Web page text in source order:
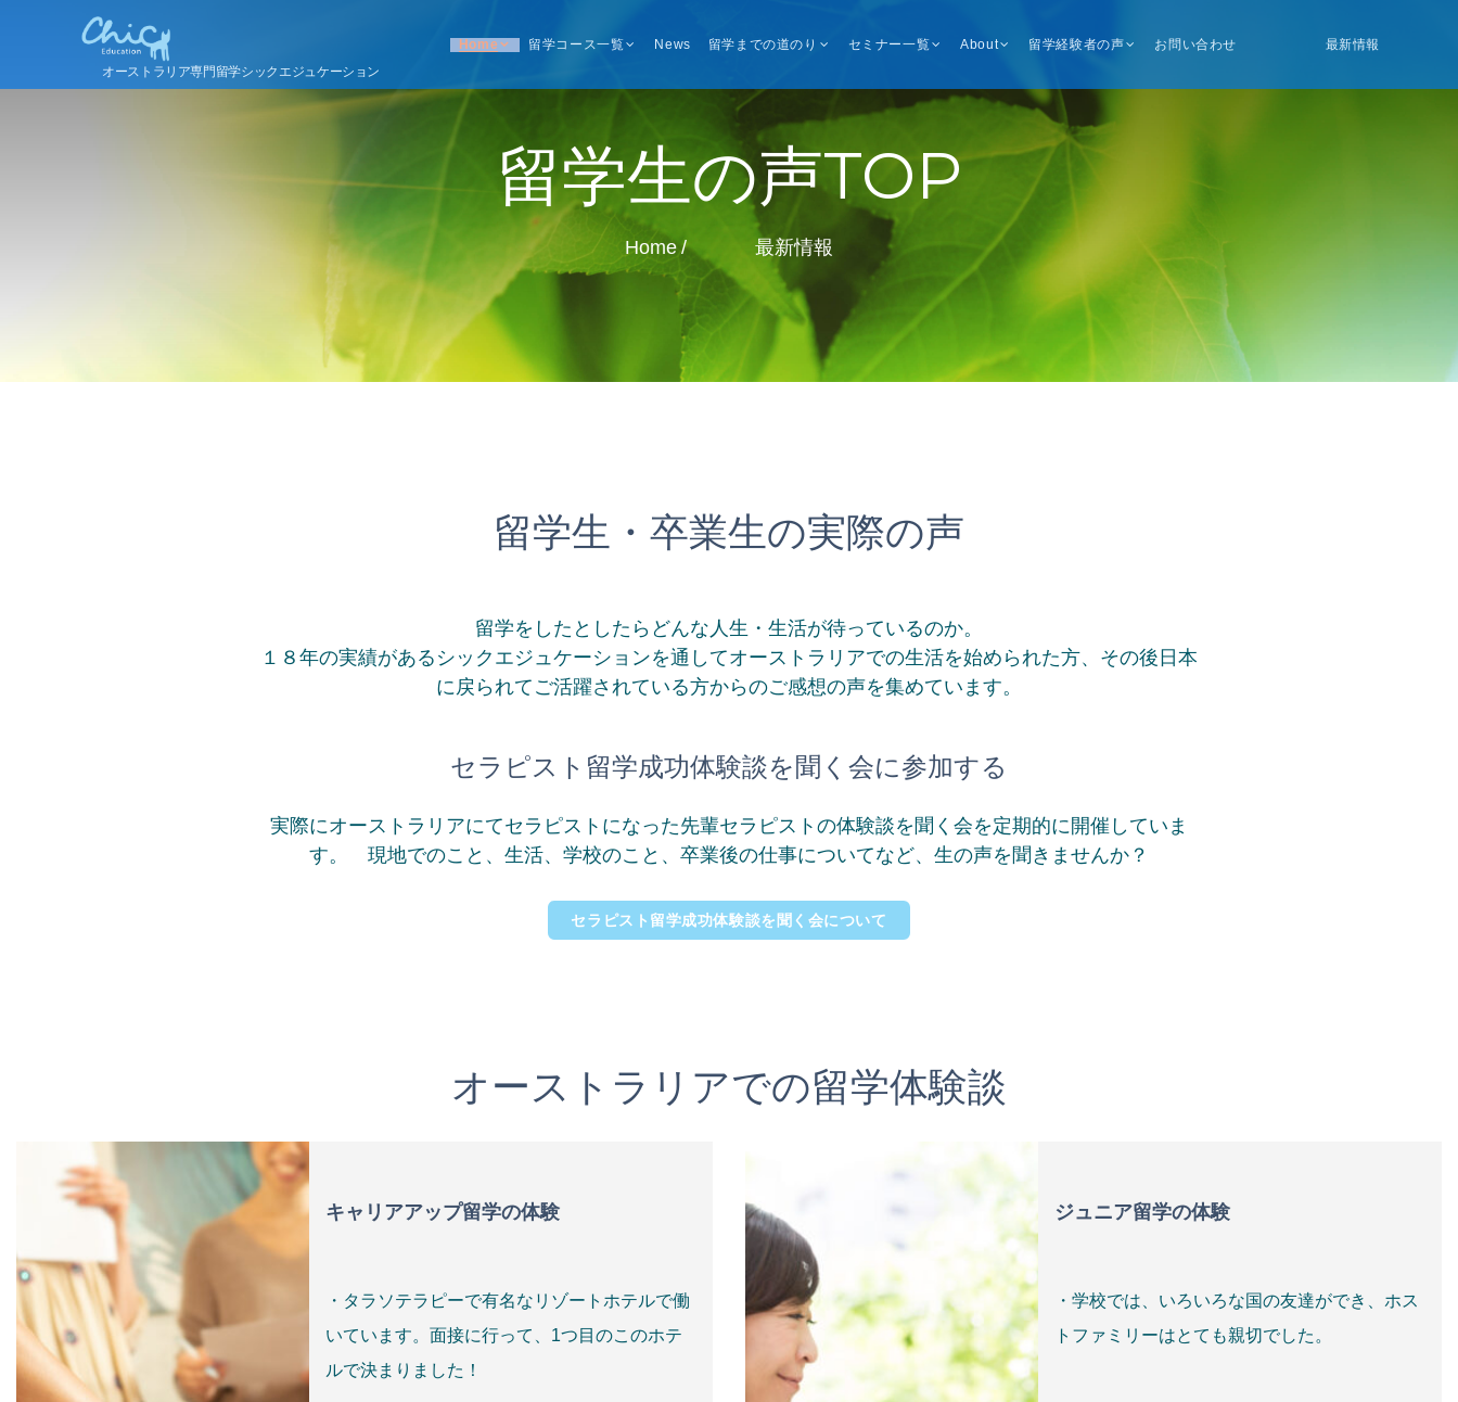
オーストラリア専門留学シックエジュケーション
Home 留学コース一覧 News 留学までの道のり セミナー一覧 About 留学経験者の声 お問い合わせ 最新情報
留学生の声TOP
Home 最新情報
留学生・卒業生の実際の声
留学をしたとしたらどんな人生・生活が待っているのか。
１８年の実績があるシックエジュケーションを通してオーストラリアでの生活を始められた方、その後日本
に戻られてご活躍されている方からのご感想の声を集めています。
セラピスト留学成功体験談を聞く会に参加する
実際にオーストラリアにてセラピストになった先輩セラピストの体験談を聞く会を定期的に開催していま
す。 現地でのこと、生活、学校のこと、卒業後の仕事についてなど、生の声を聞きませんか？
セラピスト留学成功体験談を聞く会について
オーストラリアでの留学体験談
キャリアアップ留学の体験
・タラソテラピーで有名なリゾートホテルで働
いています。面接に行って、1つ目のこのホテ
ルで決まりました！
ジュニア留学の体験
・学校では、いろいろな国の友達ができ、ホス
トファミリーはとても親切でした。